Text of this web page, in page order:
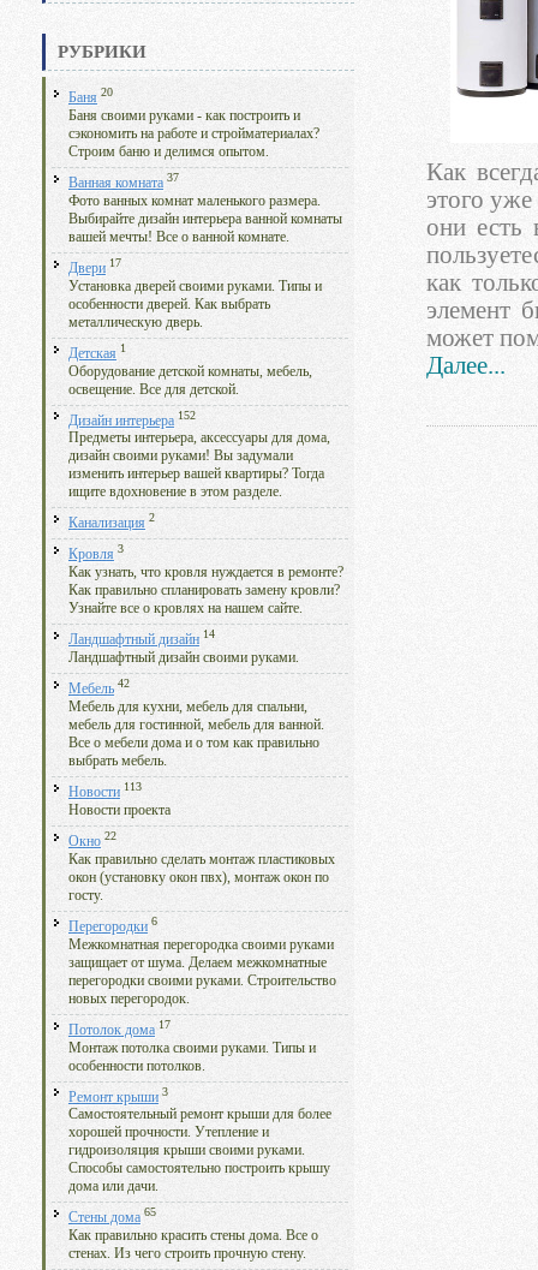
РУБРИКИ
Баня 20
Баня своими руками - как построить и
сэкономить на работе и стройматериалах?
Строим баню и делимся опытом.
Ванная комната 37
Фото ванных комнат маленького размера.
Выбирайте дизайн интерьера ванной комнаты
вашей мечты! Все о ванной комнате.
Двери 17
Установка дверей своими руками. Типы и
особенности дверей. Как выбрать
металлическую дверь.
Детская 1
Оборудование детской комнаты, мебель,
освещение. Все для детской.
Дизайн интерьера 152
Предметы интерьера, аксессуары для дома,
дизайн своими руками! Вы задумали
изменить интерьер вашей квартиры? Тогда
ищите вдохновение в этом разделе.
Канализация 2
Кровля 3
Как узнать, что кровля нуждается в ремонте?
Как правильно спланировать замену кровли?
Узнайте все о кровлях на нашем сайте.
Ландшафтный дизайн 14
Ландшафтный дизайн своими руками.
Мебель 42
Мебель для кухни, мебель для спальни,
мебель для гостинной, мебель для ванной.
Все о мебели дома и о том как правильно
выбрать мебель.
Новости 113
Новости проекта
Окно 22
Как правильно сделать монтаж пластиковых
окон (установку окон пвх), монтаж окон по
госту.
Перегородки 6
Межкомнатная перегородка своими руками
защищает от шума. Делаем межкомнатные
перегородки своими руками. Строительство
новых перегородок.
Потолок дома 17
Монтаж потолка своими руками. Типы и
особенности потолков.
Ремонт крыши 3
Самостоятельный ремонт крыши для более
хорошей прочности. Утепление и
гидроизоляция крыши своими руками.
Способы самостоятельно построить крышу
дома или дачи.
Стены дома 65
Как правильно красить стены дома. Все о
стенах. Из чего строить прочную стену.
Как
этого
они есть
как
элемент
может
Далее...